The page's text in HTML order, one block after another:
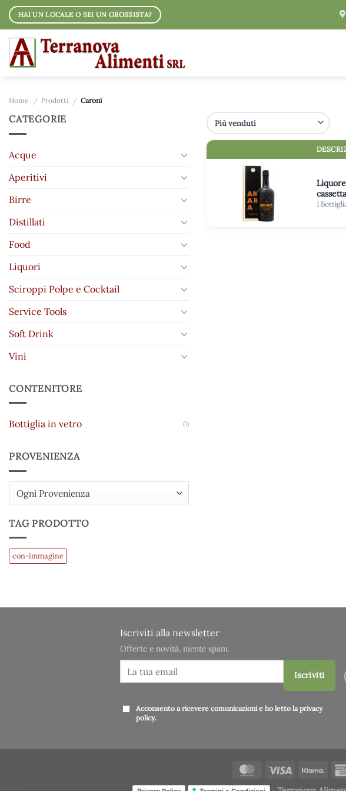
Salta
contenuti
HAI UN LOCALE O SEI UN GROSSISTA?
Home / Prodotti / Caroni
CATEGORIE
Acque
Aperitivi
Birre
Distillati
Food
Liquori
Sciroppi Polpe e Cocktail
Service Tools
Soft Drink
Vini
CONTENITORE
Bottiglia in vetro (1)
PROVENIENZA
Ogni Provenienza
TAG PRODOTTO
con-immagine
1
Iscriviti alla newsletter
Offerte e novità, niente spam.
Iscriviti
Acconsento a ricevere comunicazioni e ho letto laprivacy
policy.